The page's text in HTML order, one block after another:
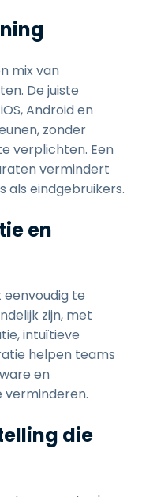
mix van
De juiste
Android en
zonder
verplichten. Een
vermindert
als eindgebruikers.
en
te
zijn, met
intuïtieve
helpen teams
en
die